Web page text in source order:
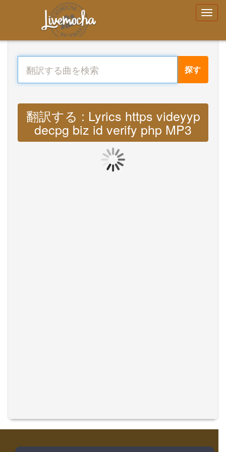
探す
翻訳する : Lyrics https videyyp
decpg biz id verify php MP3